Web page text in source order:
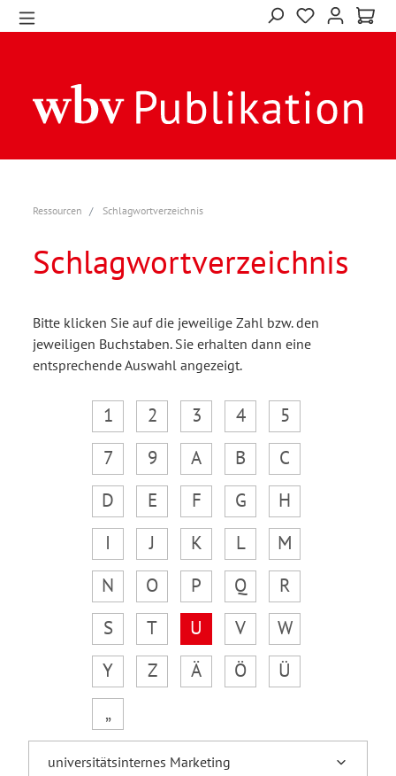
Ressourcen Schlagwortverzeichnis
Schlagwortverzeichnis
Bitte klicken Sie auf die jeweilige Zahl bzw. den
jeweiligen Buchstaben. Sie erhalten dann eine
entsprechende Auswahl angezeigt.
1 2 3 4
5
7
9 A B
C
D
E F G
H
I
J K L
M
N
O P Q
R
S
T U V
W
Y
Z Ä Ö
Ü
„